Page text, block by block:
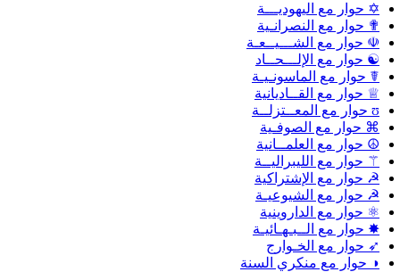
✡ حوار مع اليهوديـــة
✟ حوار مع النصرانـية
☫ حوار مع الشـــيــعـة
☯ حوار مع الإلـــحــاد
☤ حوار مع الماسونـيـة
♕ حوار مع القــاديانية
ʊ حوار مع المعــتزلــة
⌘ حوار مع الصوفـية
☮ حوار مع العلمــانية
⚚ حوار مع الليبراليــة
☭ حوار مع الإشتراكية
☭ حوار مع الشيوعيـة
⚛ حوار مع الداروينية
✸ حوار مع الــبـهـائيـة
➶ حوار مع الخـوارج
◑ حوار مع منكري السنة